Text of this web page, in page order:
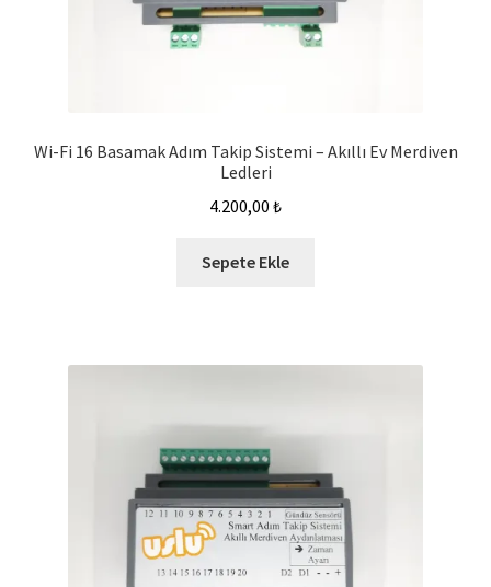
Wi-Fi 16 Basamak Adım Takip Sistemi – Akıllı Ev Merdiven
Ledleri
4.200,00 ₺
Sepete Ekle